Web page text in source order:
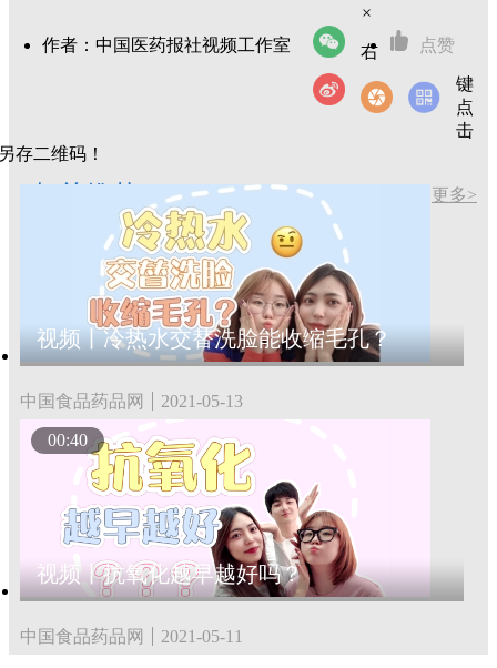
作者：中国医药报社视频工作室 点赞
×
右
键
点
击
存二维码！
更多>
视频丨冷热水交替洗脸能收缩毛孔？
中国食品药品网 2021-05-13
00:40
视频丨抗氧化越早越好吗？
中国食品药品网 2021-05-11